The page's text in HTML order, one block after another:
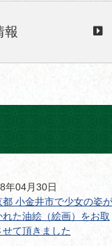
報
年04月30日
都 小金井市で少女の姿が
れた油絵（絵画）をお取
せて頂きました